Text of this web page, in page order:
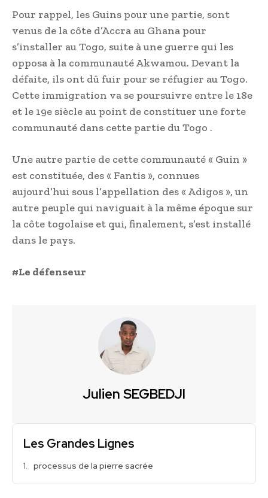
Pour rappel, les Guins pour une partie, sont
venus de la côte d’Accra au Ghana pour
s’installer au Togo, suite à une guerre qui les
opposa à la communauté Akwamou. Devant la
défaite, ils ont dû fuir pour se réfugier au Togo.
Cette immigration va se poursuivre entre le 18e
et le 19e siècle au point de constituer une forte
communauté dans cette partie du Togo .
Une autre partie de cette communauté « Guin »
est constituée, des « Fantis », connues
aujourd’hui sous l’appellation des « Adigos », un
autre peuple qui naviguait à la même époque sur
la côte togolaise et qui, finalement, s’est installé
dans le pays.
#Le défenseur
Julien SEGBEDJI
Les Grandes Lignes
processus de la pierre sacrée